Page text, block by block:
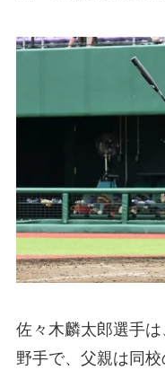
佐々木麟太郎選手
野手で、父親は同